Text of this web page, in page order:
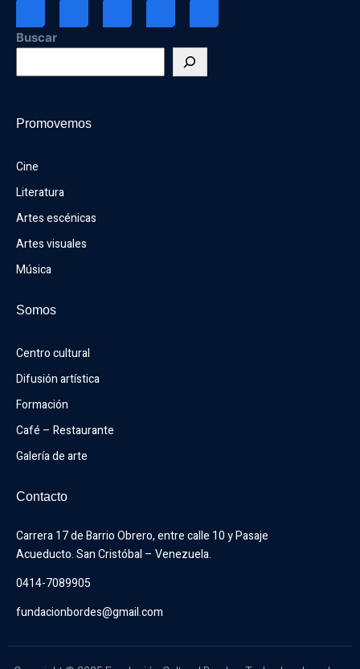
Buscar
Promovemos
Cine
Literatura
Artes escénicas
Artes visuales
Música
Somos
Centro cultural
Difusión artística
Formación
Café – Restaurante
Galería de arte
Contacto
Carrera 17 de Barrio Obrero, entre calle 10 y Pasaje
Acueducto. San Cristóbal – Venezuela.
0414-7089905
fundacionbordes@gmail.com